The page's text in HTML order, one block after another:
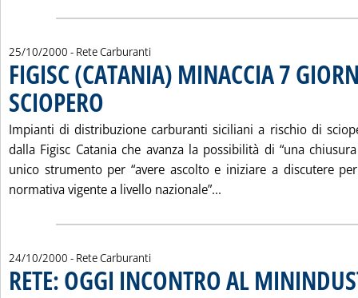
25/10/2000 - Rete Carburanti
FIGISC (CATANIA) MINACCIA 7
SCIOPERO
Impianti di distribuzione carburanti siciliani a rischio di
dalla Figisc Catania che avanza la possibilità di “una
unico strumento per “avere ascolto e iniziare a discutere
normativa vigente a livello nazionale”...
24/10/2000 - Rete Carburanti
RETE: OGGI INCONTRO AL